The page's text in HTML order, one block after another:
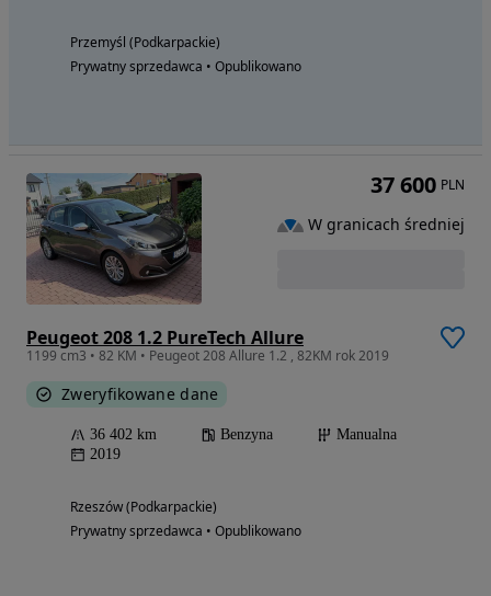
Przemyśl (Podkarpackie)
Prywatny sprzedawca • Opublikowano
Peugeot 208 1.2 PureTech Allure
1199 cm3 • 82 KM • Peugeot 208 Allure 1.2 , 82KM rok 2019
Zweryfikowane dane
36 402 km Benzyna
Manualna
2019
Rzeszów (Podkarpackie)
Prywatny sprzedawca • Opublikowano
37 600 PLN
W granicach średniej